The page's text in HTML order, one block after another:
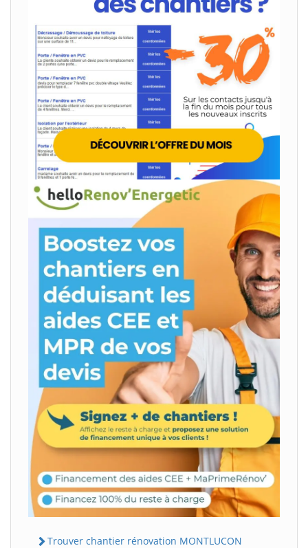
Trouver chantier rénovation MONTLUCON